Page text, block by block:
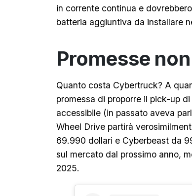
in corrente continua e
batteria aggiuntiva da installare
Promesse
Quanto costa Cybertruck? A
promessa di proporre il pick-up
accessibile (in passato aveva
Wheel Drive partirà
69.990 dollari e Cyberbeast da
sul mercato dal prossimo anno,
2025.